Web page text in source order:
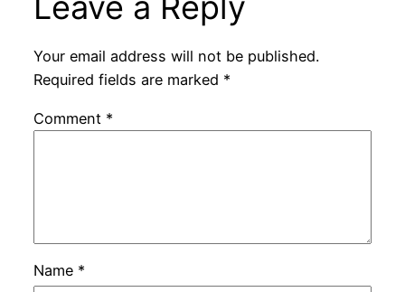
Your email address will not be published.
Required fields are marked *
Comment *
Name *